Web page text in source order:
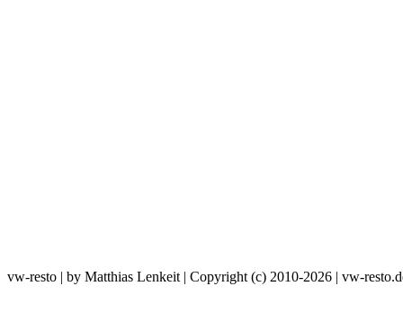
vw-resto | by Matthias Lenkeit | Copyright (c) 2010-2026 | vw-